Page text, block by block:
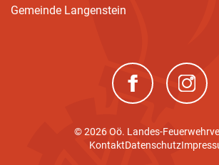
Gemeinde Langenstein
(neues Fenster)
© 2026 Oö. Landes-
KontaktDatenschutz